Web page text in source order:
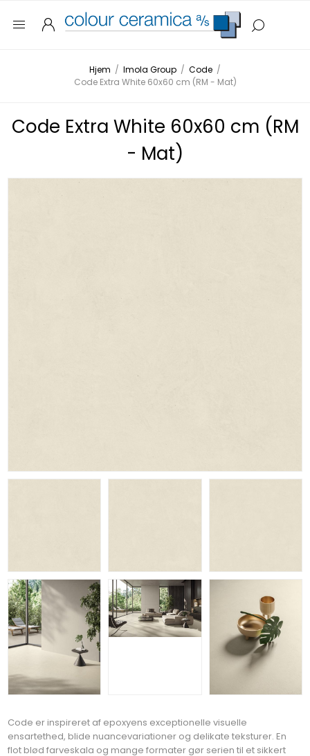
Hjem / Imola Group / Code /
Code Extra White 60x60 cm (RM - Mat)
Code Extra White 60x60 cm (RM
- Mat)
Code er inspireret af epoxyens exceptionelle visuelle
ensartethed, blide nuancevariationer og delikate teksturer. En
flot blød farveskala og mange formater gør serien til et sikkert